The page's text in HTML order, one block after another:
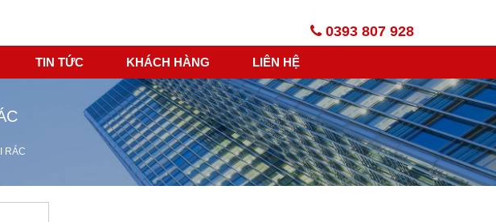
0393 807 928
TIN TỨC KHÁCH HÀNG LIÊN HỆ
RÁC